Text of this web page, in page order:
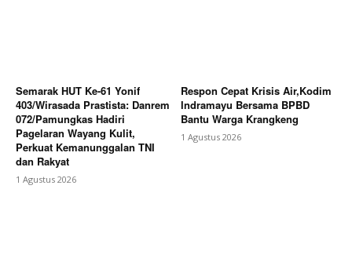
Semarak HUT Ke-61 Yonif
403/Wirasada Prastista: Danrem
072/Pamungkas Hadiri
Pagelaran Wayang Kulit,
Perkuat Kemanunggalan TNI
dan Rakyat
1 Agustus 2026
Respon Cepat Krisis Air,Kodim
Indramayu Bersama BPBD
Bantu Warga Krangkeng
1 Agustus 2026